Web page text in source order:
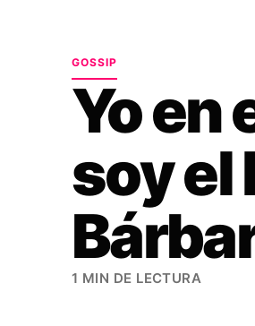
GOSSIP
Yo en
soy el
1 MIN DE LECTURA